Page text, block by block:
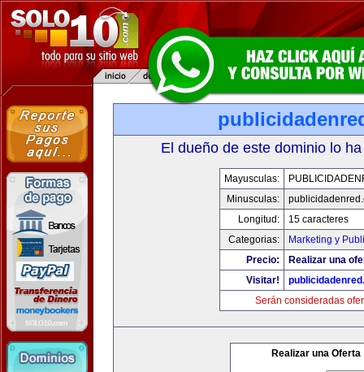
El dueño de este dominio lo
Mayusculas:
Minusculas:
Longitud:
15 caracteres
Categorias:
Marketing y
Precio:
Realizar una
Visitar!
Serán consideradas
Realizar una Oferta